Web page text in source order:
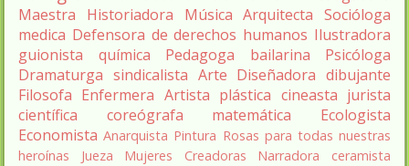
Maestra
Historiadora Música Arquitecta Socióloga
medica Defensora de derechos humanos Ilustradora
guionista
química Pedagoga bailarina
Psicóloga
Dramaturga sindicalista Arte Diseñadora dibujante
Filosofa Enfermera Artista plástica cineasta jurista
científica
coreógrafa matemática
Ecologista
Economista Anarquista Pintura Rosas para todas nuestras
heroínas
Jueza Mujeres Creadoras Narradora
ceramista